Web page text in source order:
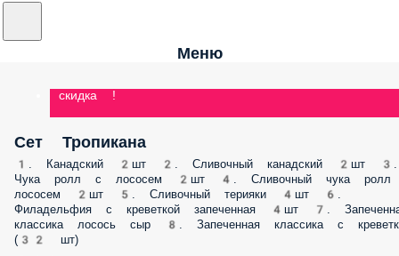
Меню
скидка !
Сет Тропикана
1. Канадский 2шт 2. Сливочный канадский 2шт 3.
Чука ролл с лососем 2шт 4. Сливочный чука
лососем 2шт 5. Сливочный терияки 4шт 6.
Филадельфия с креветкой запеченная 4шт 7.
классика лосось сыр 8. Запеченная классика с
(32 шт)